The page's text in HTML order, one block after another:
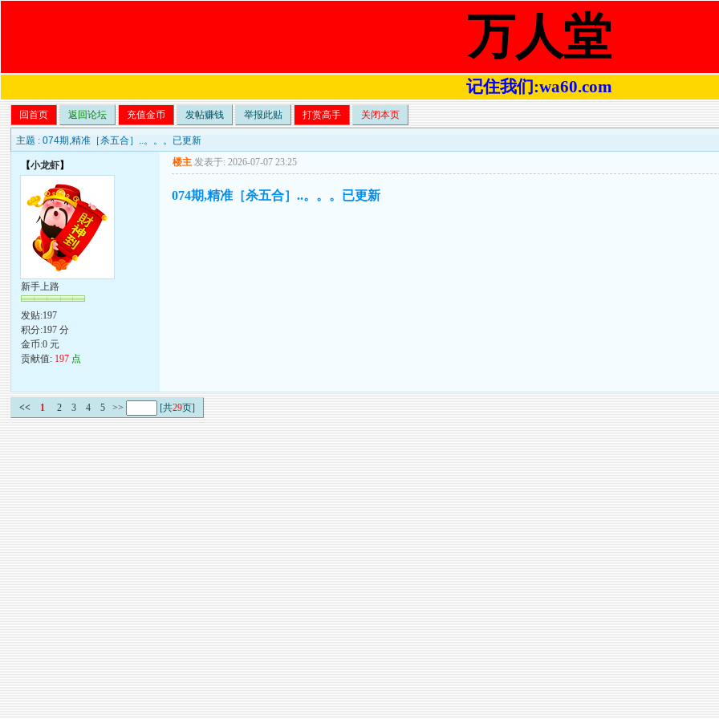
万人堂
记住我们:wa60.com
回首页 返回论坛 充值金币 发帖赚钱 举报此贴 打赏高手 关闭本页
主题 :074期,精准［杀五合］..。。。已更新
【小龙虾】
新手上路
发贴:197
积分:197 分
金币:0 元
贡献值: 197 点
楼主 发表于: 2026-07-07 23:25
074期,精准［杀五合］..。。。已更新
<< 1 2 3 4 5 >> [共29页]